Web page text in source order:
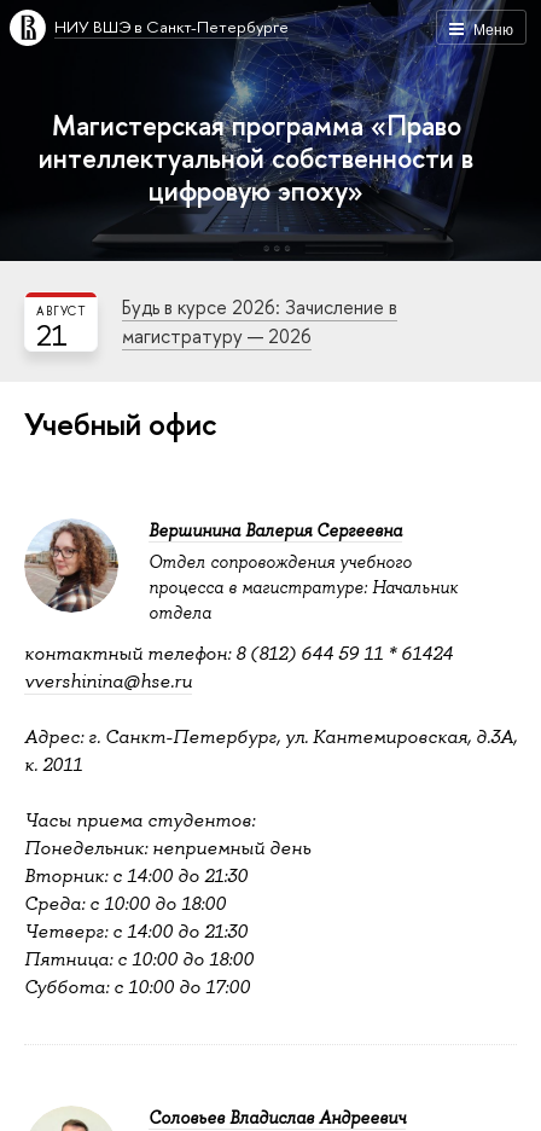
Меню
НИУ ВШЭ в Санкт-Петербурге
Магистерская программа «Право
интеллектуальной собственности в
цифровую эпоху»
21
АВГУСТ
Будь в курсе 2026: Зачисление в
магистратуру — 2026
Учебный офис
Вершинина Валерия Сергеевна
Отдел сопровождения учебного
процесса в магистратуре: Начальник
отдела
контактный телефон: 8 (812) 644 59 11 * 61424
vvershinina@hse.ru
Адрес: г. Санкт-Петербург, ул. Кантемировская, д.3А,
к. 2011
Часы приема студентов:
Понедельник: неприемный день
Вторник: с 14:00 до 21:30
Среда: с 10:00 до 18:00
Четверг: с 14:00 до 21:30
Пятница: с 10:00 до 18:00
Суббота: с 10:00 до 17:00
Соловьев Владислав Андреевич